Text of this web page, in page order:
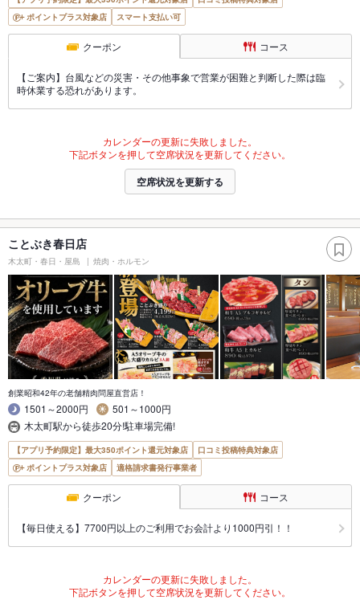
ポイントプラス対象店
スマート支払い可
クーポン コース
【ご案内】台風などの災害・その他事象で営業が困難と判断した際は臨
時休業する恐れがあります。
カレンダーの更新に失敗しました。
下記ボタンを押して空席状況を更新してください。
空席状況を更新する
ことぶき春日店
木太町・春日・屋島 焼肉・ホルモン
創業昭和42年の老舗精肉問屋直営店！
1501～2000円
501～1000円
木太町駅から徒歩20分!駐車場完備!
【アプリ予約限定】最大350ポイント還元対象店
口コミ投稿特典対象店
ポイントプラス対象店
適格請求書発行事業者
クーポン コース
【毎日使える】7700円以上のご利用でお会計より1000円引！！
カレンダーの更新に失敗しました。
下記ボタンを押して空席状況を更新してください。